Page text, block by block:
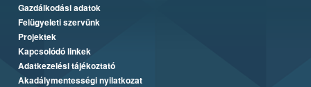
Gazdálkodási adatok
Felügyeleti szervünk
Projektek
Kapcsolódó linkek
Adatkezelési tájékoztató
Akadálymentességi nyilatkozat